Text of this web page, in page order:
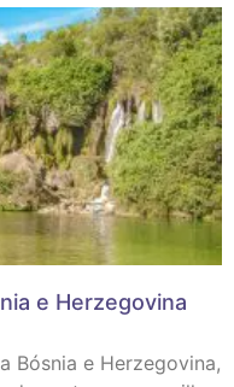
e Herzegovina
Bósnia e Herzegovina,